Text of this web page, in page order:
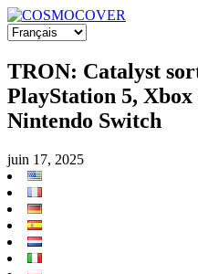
TRON: Catalyst
PlayStation 5, Xbox
Nintendo Switch
juin 17, 2025